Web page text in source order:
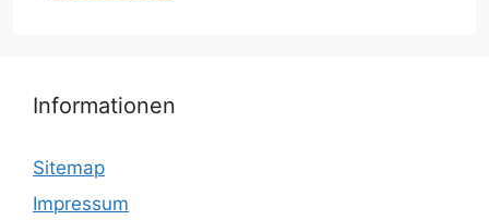
Informationen
Sitemap
Impressum